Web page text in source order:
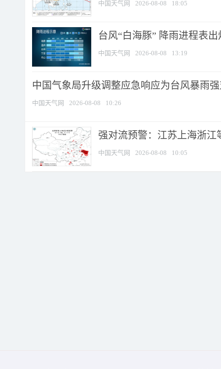
中国天气网 2026-08-08 18:05
台风“白海豚” 降雨进程表
中国天气网 2026-08-08 13:19
中国气象局升级调整应急响应为台风暴雨
中国天气网 2026-08-08 10:26
强对流预警：江苏上海浙江
中国天气网 2026-08-08 10:05